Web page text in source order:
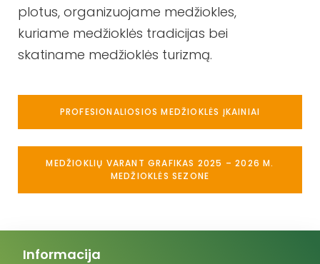
plotus, organizuojame medžiokles,
kuriame medžioklės tradicijas bei
skatiname medžioklės turizmą.
PROFESIONALIOSIOS MEDŽIOKLĖS ĮKAINIAI
MEDŽIOKLIŲ VARANT GRAFIKAS 2025 – 2026 M.
MEDŽIOKLĖS SEZONE
Informacija